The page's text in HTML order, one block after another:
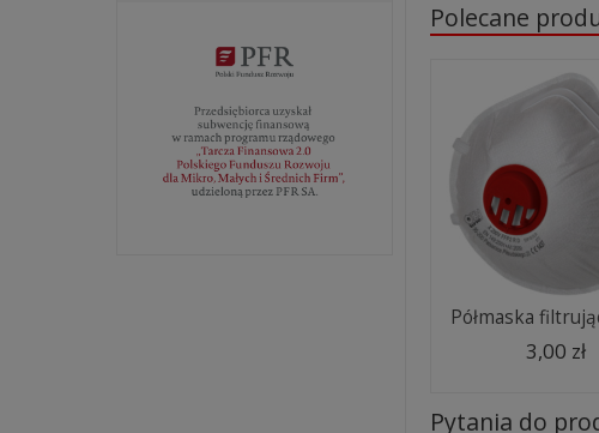
Polecane
Półmaska
3,00 zł
Pytania do